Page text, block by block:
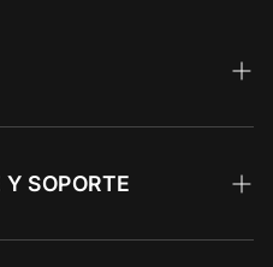
SOPORTE